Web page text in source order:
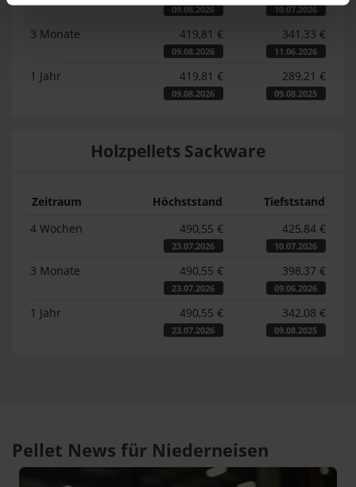
09.08.2026 10.07.2026
3 Monate 419,81 €
09.08.2026
341,33 €
11.06.2026
1 Jahr 419,81 €
09.08.2026
289,21 €
09.08.2025
Holzpellets Sackware
Zeitraum Höchststand
Tiefststand
4 Wochen
490,55 €
23.07.2026
425,84 €
10.07.2026
3 Monate 490,55 €
23.07.2026
398,37 €
09.06.2026
1 Jahr 490,55 €
23.07.2026
342,08 €
09.08.2025
Pellet News für Niederneisen